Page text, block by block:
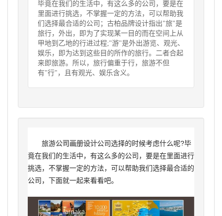
毕竟在我们的生活中，有这么多的公司，要是在
里面进行挑选，不掌握一定的方法，可以帮助我
们选择最合适的公司；古柏品牌设计指出"旅"是
旅行，外出，即为了实现某一目的而在空间上从
甲地到乙地的行进过程;"游"是外出游览、观光、
娱乐，即为达到这些目的所作的旅行。二者合起
来即旅游。所以，旅行偏重于行，旅游不但
有"行"，且有观光、娱乐含义。
旅游公司画册设计公司选择的时候考虑什么呢?毕
竟在我们的生活中，有这么多的公司，要是在里面进行
挑选，不掌握一定的方法，可以帮助我们选择最合适的
公司，下面就一起来看看吧。